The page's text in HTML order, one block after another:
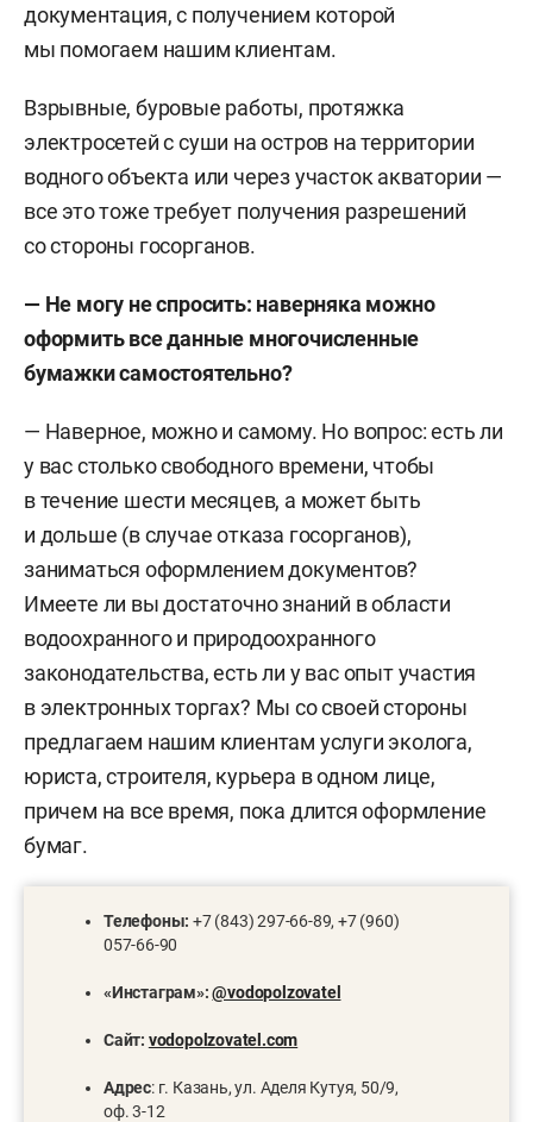
документация, с получением которой
мы помогаем нашим клиентам.
Взрывные, буровые работы, протяжка
электросетей с суши на остров на территории
водного объекта или через участок акватории —
все это тоже требует получения разрешений
со стороны госорганов.
— Не могу не спросить: наверняка можно
оформить все данные многочисленные
бумажки самостоятельно?
— Наверное, можно и самому. Но вопрос: есть ли
у вас столько свободного времени, чтобы
в течение шести месяцев, а может быть
и дольше (в случае отказа госорганов),
заниматься оформлением документов?
Имеете ли вы достаточно знаний в области
водоохранного и природоохранного
законодательства, есть ли у вас опыт участия
в электронных торгах? Мы со своей стороны
предлагаем нашим клиентам услуги эколога,
юриста, строителя, курьера в одном лице,
причем на все время, пока длится оформление
бумаг.
Телефоны: +7 (843) 297-66-89, +7 (960)
057-66-90
«Инстаграм»: @vodopolzovatel
Сайт: vodopolzovatel.com
Адрес: г. Казань, ул. Аделя Кутуя, 50/9,
оф. 3-12